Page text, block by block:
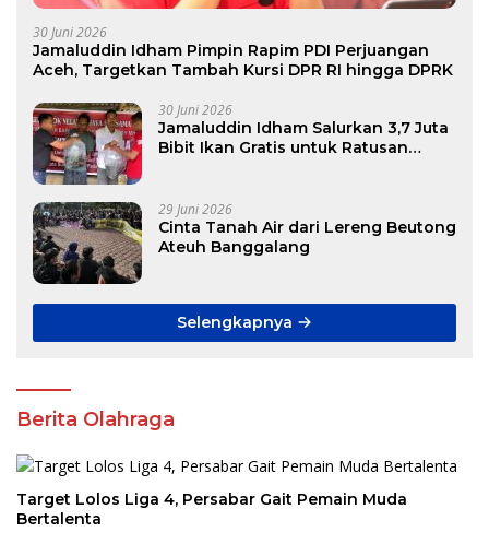
30 Juni 2026
Jamaluddin Idham Pimpin Rapim PDI Perjuangan
Aceh, Targetkan Tambah Kursi DPR RI hingga DPRK
30 Juni 2026
Jamaluddin Idham Salurkan 3,7 Juta
Bibit Ikan Gratis untuk Ratusan
29 Juni 2026
Cinta Tanah Air dari Lereng Beutong
Ateuh Banggalang
Selengkapnya
Berita Olahraga
Target Lolos Liga 4, Persabar Gait Pemain Muda
Bertalenta